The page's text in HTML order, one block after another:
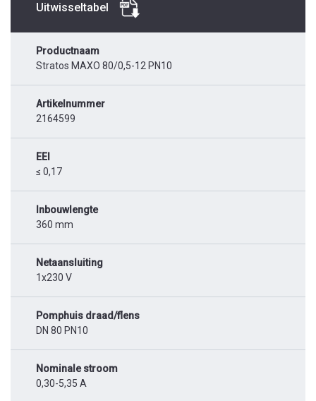
Uitwisseltabel
Productnaam
Stratos MAXO 80/0,5-12 PN10
Artikelnummer
2164599
EEI
≤ 0,17
Inbouwlengte
360 mm
Netaansluiting
1x230 V
Pomphuis draad/flens
DN 80 PN10
Nominale stroom
0,30-5,35 A